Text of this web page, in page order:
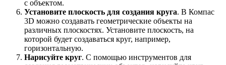
с объектом.
Установите плоскость для создания круга. В Компас
3D можно создавать геометрические объекты на
различных плоскостях. Установите плоскость, на
которой будет создаваться круг, например,
горизонтальную.
Нарисуйте круг. С помощью инструментов для